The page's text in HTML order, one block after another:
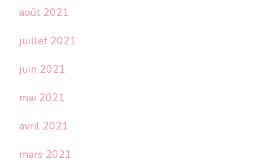
août 2021
juillet 2021
juin 2021
mai 2021
avril 2021
mars 2021